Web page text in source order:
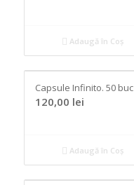
Adaugă în Coș
Capsule Infinito. 50 buc
120,00 lei
Adaugă în Coș